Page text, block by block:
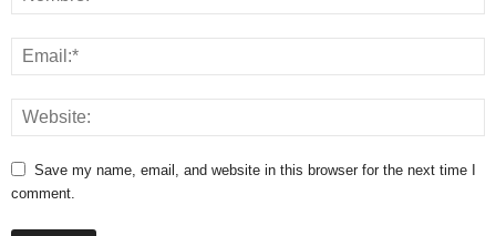
Save my name, email, and website in this browser for the next time I
comment.